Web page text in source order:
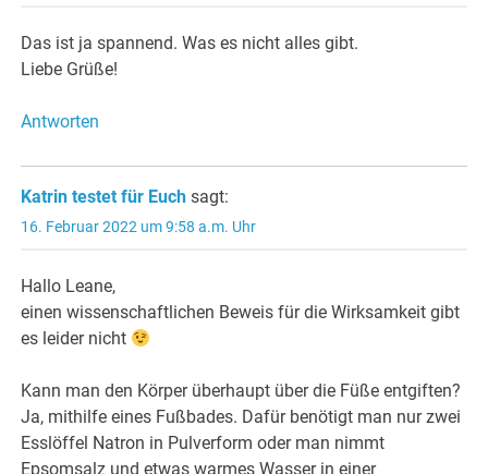
Das ist ja spannend. Was es nicht alles gibt.
Liebe Grüße!
Antworten
Katrin testet für Euch sagt:
16. Februar 2022 um 9:58 a.m. Uhr
Hallo Leane,
einen wissenschaftlichen Beweis für die Wirksamkeit gibt
es leider nicht
Kann man den Körper überhaupt über die Füße entgiften?
Ja, mithilfe eines Fußbades. Dafür benötigt man nur zwei
Esslöffel Natron in Pulverform oder man nimmt
Epsomsalz und etwas warmes Wasser in einer